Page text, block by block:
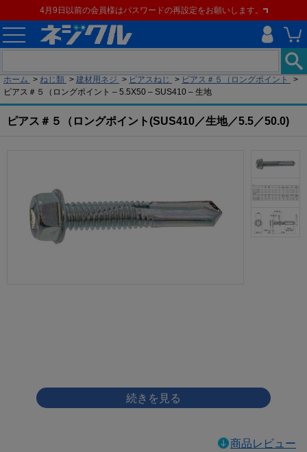
4月9日以前の会員様はパスワードの再設定をお願いします。
ホーム > ねじ類 > 建材用ネジ > ピアスねじ > ピアス＃５（ロングポイント
>
ピアス＃５（ロングポイント – 5.5X50 – SUS410 – 生地
ピアス＃５（ロングポイント(SUS410／生地／5.5／50.0)
商品レビュー